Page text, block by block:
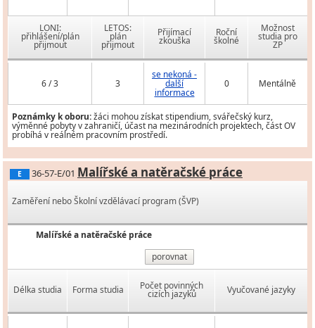
LONI:
přihlášení/plán
přijmout
LETOS:
plán
přijmout
Přijímací
zkouška
Roční
školné
Možnost
studia pro
ZP
6 / 3 3
se nekoná -
další
informace
0 Mentálně
Poznámky k oboru:žáci mohou získat stipendium, svářečský kurz,
výměnné pobyty v zahraničí, účast na mezinárodních projektech, část OV
probíhá v reálném pracovním prostředí.
E 36-57-E/01 Malířské a natěračské práce
Zaměření nebo Školní vzdělávací program (ŠVP)
Malířské a natěračské práce
porovnat
Délka studia Forma studia Počet povinných
cizích jazyků Vyučované jazyky